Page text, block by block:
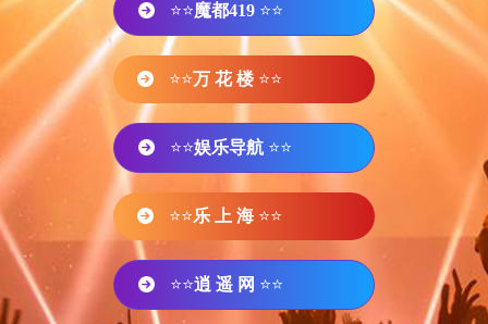
⭐⭐魔都419 ⭐⭐
⭐⭐万 花 楼 ⭐⭐
⭐⭐娱乐导航 ⭐⭐
⭐⭐乐 上 海 ⭐⭐
⭐⭐逍 遥 网 ⭐⭐